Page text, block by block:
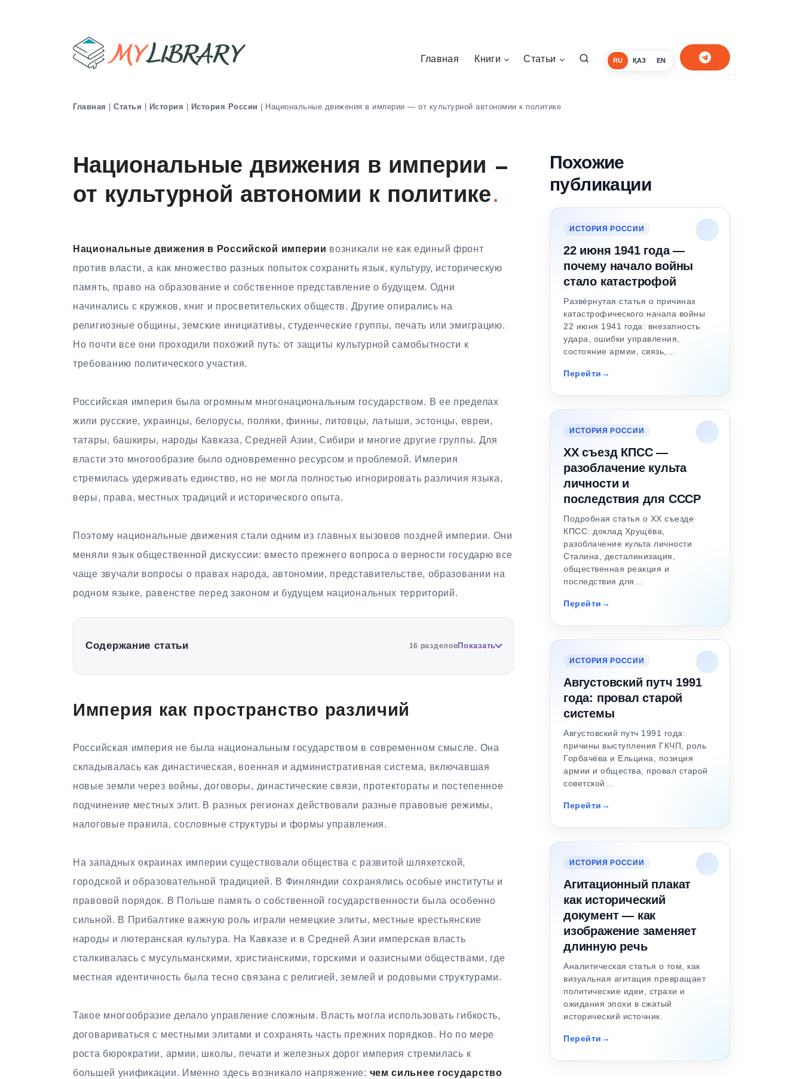
RU ҚАЗ EN
Главная Книги Статьи
Главная | Статьи | История | История России | Национальные движения в империи — от культурной автономии к политике
Национальные движения в империи —
от культурной автономии к политике
Национальные движения в Российской империи возникали не как единый фронт
против власти, а как множество разных попыток сохранить язык, культуру, историческую
память, право на образование и собственное представление о будущем. Одни
начинались с кружков, книг и просветительских обществ. Другие опирались на
религиозные общины, земские инициативы, студенческие группы, печать или эмиграцию.
Но почти все они проходили похожий путь: от защиты культурной самобытности к
требованию политического участия.
Российская империя была огромным многонациональным государством. В ее пределах
жили русские, украинцы, белорусы, поляки, финны, литовцы, латыши, эстонцы, евреи,
татары, башкиры, народы Кавказа, Средней Азии, Сибири и многие другие группы. Для
власти это многообразие было одновременно ресурсом и проблемой. Империя
стремилась удерживать единство, но не могла полностью игнорировать различия языка,
веры, права, местных традиций и исторического опыта.
Поэтому национальные движения стали одним из главных вызовов поздней империи. Они
меняли язык общественной дискуссии: вместо прежнего вопроса о верности государю все
чаще звучали вопросы о правах народа, автономии, представительстве, образовании на
родном языке, равенстве перед законом и будущем национальных территорий.
Содержание статьи 16 разделовПоказать
Империя как пространство различий
Российская империя не была национальным государством в современном смысле. Она
складывалась как династическая, военная и административная система, включавшая
новые земли через войны, договоры, династические связи, протектораты и постепенное
подчинение местных элит. В разных регионах действовали разные правовые режимы,
налоговые правила, сословные структуры и формы управления.
На западных окраинах империи существовали общества с развитой шляхетской,
городской и образовательной традицией. В Финляндии сохранялись особые институты и
правовой порядок. В Польше память о собственной государственности была особенно
сильной. В Прибалтике важную роль играли немецкие элиты, местные крестьянские
народы и лютеранская культура. На Кавказе и в Средней Азии имперская власть
сталкивалась с мусульманскими, христианскими, горскими и оазисными обществами, где
местная идентичность была тесно связана с религией, землей и родовыми структурами.
Такое многообразие делало управление сложным. Власть могла использовать гибкость,
договариваться с местными элитами и сохранять часть прежних порядков. Но по мере
роста бюрократии, армии, школы, печати и железных дорог империя стремилась к
большей унификации. Именно здесь возникало напряжение: чем сильнее государство
Похожие
публикации
ИСТОРИЯ РОССИИ
22 июня 1941 года —
почему начало войны
стало катастрофой
Развёрнутая статья о причинах
катастрофического начала войны
22 июня 1941 года: внезапность
удара, ошибки управления,
состояние армии, связь,…
Перейти
ИСТОРИЯ РОССИИ
XX съезд КПСС —
разоблачение культа
личности и
последствия для СССР
Подробная статья о XX съезде
КПСС: доклад Хрущёва,
разоблачение культа личности
Сталина, десталинизация,
общественная реакция и
последствия для…
Перейти
ИСТОРИЯ РОССИИ
Августовский путч 1991
года: провал старой
системы
Августовский путч 1991 года:
причины выступления ГКЧП, роль
Горбачёва и Ельцина, позиция
армии и общества, провал старой
советской…
Перейти
ИСТОРИЯ РОССИИ
Агитационный плакат
как исторический
документ — как
изображение заменяет
длинную речь
Аналитическая статья о том, как
визуальная агитация превращает
политические идеи, страхи и
ожидания эпохи в сжатый
исторический источник.
Перейти